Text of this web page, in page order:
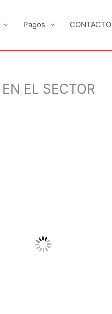
Pagos CONTACTO
EL SECTOR